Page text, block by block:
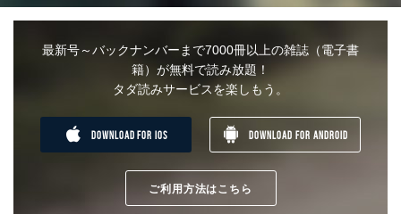
最新号～バックナンバーまで7000冊以上の雑誌（電子書
籍）が無料で読み放題！
タダ読みサービスを楽しもう。
DOWNLOAD FOR IOS DOWNLOAD FOR ANDROID
ご利用方法はこちら